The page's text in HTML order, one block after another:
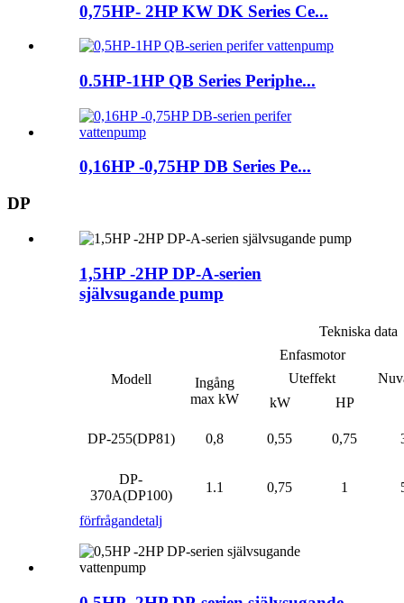
0,75HP- 2HP KW DK Series Ce...
0.5HP-1HP QB Series Periphe...
0,16HP -0,75HP DB Series Pe...
DP
1,5HP -2HP DP-A-serien
självsugande pump
Tekniska data
Modell
Enfasmotor
Ingång
max kW
Uteffekt
kW
HP
DP-255(DP81) 0,8 0,55 0,75
DP-
370A(DP100)
1.1 0,75 1
förfrågandetalj